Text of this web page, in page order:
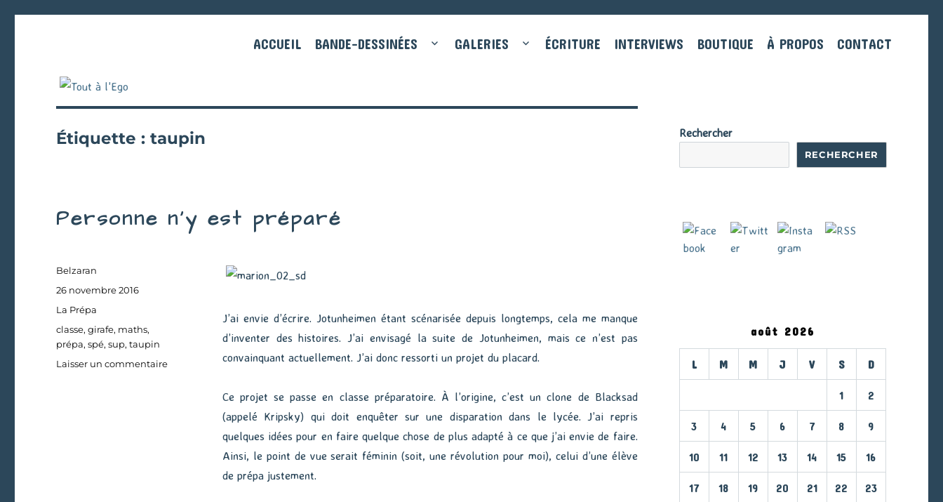
ACCUEIL BANDE-DESSINÉES GALERIES ÉCRITURE INTERVIEWS BOUTIQUE À PROPOS CONTACT
Étiquette :taupin
Personne n’y est préparé
J’ai envie d’écrire. Jotunheimen étant scénarisée depuis longtemps, cela me manque
d’inventer des histoires. J’ai envisagé la suite de Jotunheimen, mais ce n’est pas
convainquant actuellement. J’ai donc ressorti un projet du placard.
Ce projet se passe en classe préparatoire. À l’origine, c’est un clone de Blacksad
(appelé Kripsky) qui doit enquêter sur une disparation dans le lycée. J’ai repris
quelques idées pour en faire quelque chose de plus adapté à ce que j’ai envie de faire.
Ainsi, le point de vue serait féminin (soit, une révolution pour moi), celui d’une élève
de prépa justement.
Auteur
Belzaran
Publié
26 novembre 2016
Catégories
La Prépa
Étiquettes
classe,girafe, maths,
prépa,spé,sup,taupin
Laisser un commentairesur
Rechercher
RECHERCHER
août 2026
L M M J V S D
1 2
3 4 5 6 7 8 9
10 11 12 13 14 15 16
17 18 19 20 21 22 23